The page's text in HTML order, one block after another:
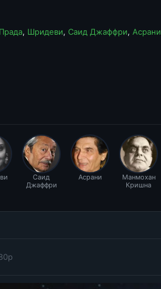
, Шридеви, Саид Джаффри, Асрани
Саид
Джаффри
Асрани
Манмохан
Кришна